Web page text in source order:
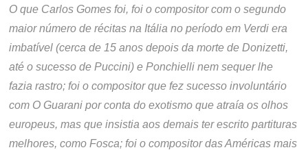
O que Carlos Gomes foi, foi o compositor com o segundo
maior número de récitas na Itália no período em Verdi era
imbatível (cerca de 15 anos depois da morte de Donizetti,
até o sucesso de Puccini) e Ponchielli nem sequer lhe
fazia rastro; foi o compositor que fez sucesso involuntário
com O Guarani por conta do exotismo que atraía os olhos
europeus, mas que insistia aos demais ter escrito partituras
melhores, como Fosca; foi o compositor das Américas mais